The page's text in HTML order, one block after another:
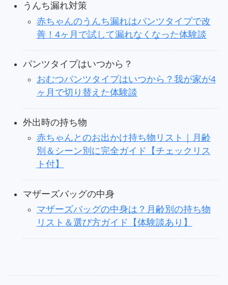
うんち漏れ対策
赤ちゃんのうんち漏れはパンツタイプで改
善！4ヶ月で試して漏れなくなった体験談
パンツタイプはいつから？
おむつパンツタイプはいつから？我が家が4
ヶ月で切り替えた体験談
外出時の持ち物
赤ちゃんとのお出かけ持ち物リスト｜月齢
別＆シーン別に完全ガイド【チェックリス
ト付】
マザーズバッグの中身
マザーズバッグの中身は？月齢別の持ち物
リスト＆選び方ガイド【体験談あり】